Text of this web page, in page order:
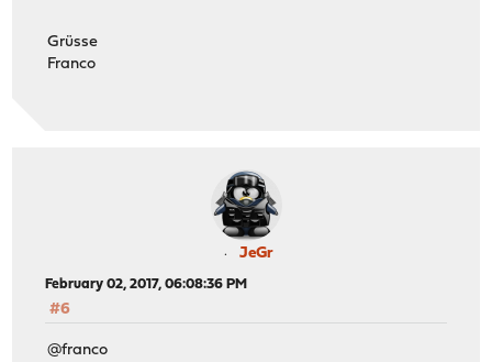
Grüsse
Franco
JeGr
February 02, 2017, 06:08:36 PM
#6
@franco